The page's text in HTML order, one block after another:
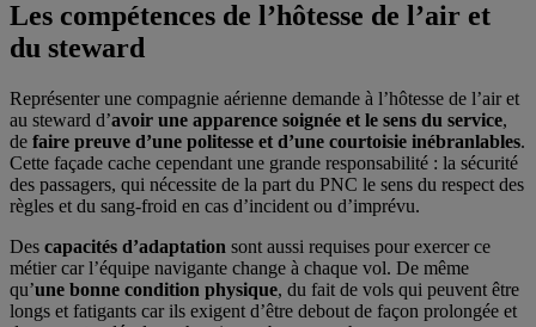
Les compétences de l’hôtesse de l’air et
du steward
Représenter une compagnie aérienne demande à l’hôtesse de l’air et
au steward d’avoir une apparence soignée et le sens du service,
de faire preuve d’une politesse et d’une courtoisie inébranlables.
Cette façade cache cependant une grande responsabilité : la sécurité
des passagers, qui nécessite de la part du PNC le sens du respect des
règles et du sang-froid en cas d’incident ou d’imprévu.
Des capacités d’adaptation sont aussi requises pour exercer ce
métier car l’équipe navigante change à chaque vol. De même
qu’une bonne condition physique, du fait de vols qui peuvent être
longs et fatigants car ils exigent d’être debout de façon prolongée et